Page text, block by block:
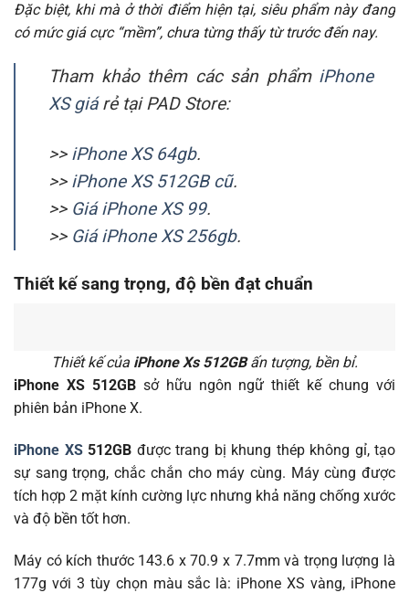
Đặc biệt, khi mà ở thời điểm hiện tại, siêu phẩm này đang
có mức giá cực “mềm”, chưa từng thấy từ trước đến nay.
Tham khảo thêm các sản phẩm iPhone
XS giárẻ tại PAD Store:
>> iPhone XS 64gb.
>> iPhone XS 512GB cũ.
>> Giá iPhone XS 99.
>> Giá iPhone XS 256gb.
Thiết kế sang trọng, độ bền đạt chuẩn
Thiết kế của iPhone Xs 512GBấn tượng, bền bỉ.
iPhone XS 512GBsở hữu ngôn ngữ thiết kế chung với
phiên bản iPhone X.
iPhone XS512GB được trang bị khung thép không gỉ, tạo
sự sang trọng, chắc chắn cho máy cùng. Máy cùng được
tích hợp 2 mặt kính cường lực nhưng khả năng chống xước
và độ bền tốt hơn.
Máy có kích thước 143.6 x 70.9 x 7.7mm và trọng lượng là
177g với 3 tùy chọn màu sắc là: iPhone XS vàng, iPhone